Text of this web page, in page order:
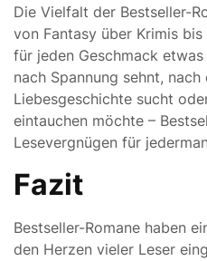
Die Vielfalt der Bestseller-
von Fantasy über Krimis
für jeden Geschmack
nach Spannung sehnt,
Liebesgeschichte sucht
eintauchen möchte –
Lesevergnügen für
Fazit
Bestseller-Romane haben
den Herzen vieler Leser